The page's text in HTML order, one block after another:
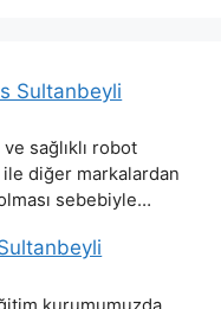
Sultanbeyli
sağlıklı robot
diğer markalardan
sebebiyle…